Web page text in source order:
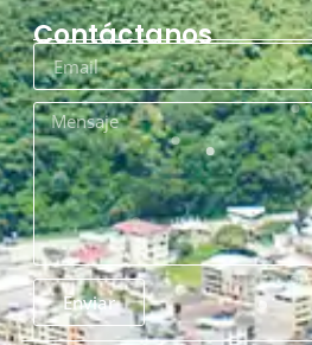
Contáctanos
Enviar